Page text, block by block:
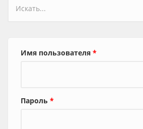
Форма поиска
Имя пользователя *
Пароль *